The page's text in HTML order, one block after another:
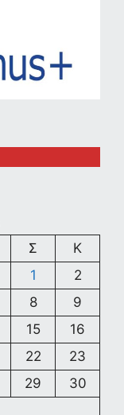
Σ
Κ
1
2
8
9
15
16
22
23
29
30